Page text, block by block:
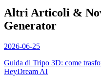
Altri Articoli &
Generator
2026-06-25
Guida di Tripo 3D: come
HeyDream AI